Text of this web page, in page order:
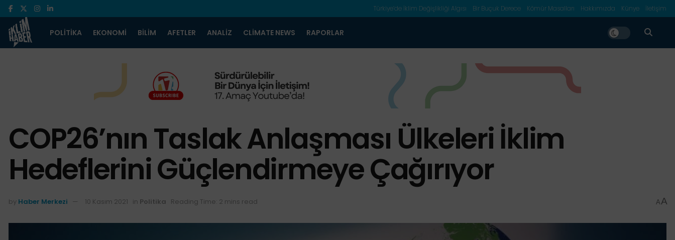
Türkiye’de İklim Değişlikliği Algısı Bir Buçuk Derece Kömür Masalları Hakkımızda Künye İletişim
POLITIKA EKONOMI BILIM AFETLER ANALIZ CLIMATE NEWS RAPORLAR
COP26’nın Taslak Anlaşması Ülkeleri İklim
Hedeflerini Güçlendirmeye Çağırıyor
by Haber Merkezi 10 Kasım 2021 in Politika Reading Time: 2 mins read AA